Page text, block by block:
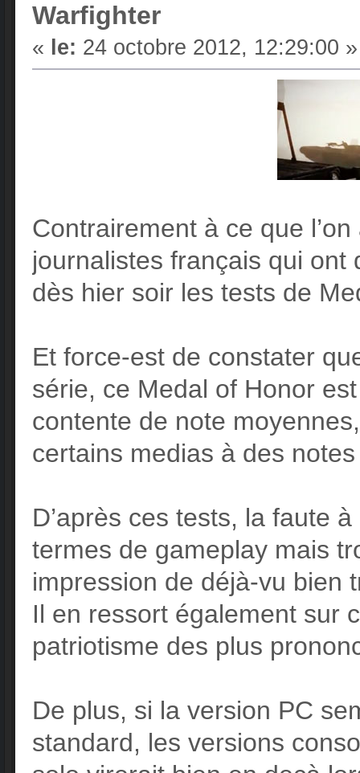
Warfighter
« le: 24 octobre 2012, 12:29:00 »
Contrairement à ce que
journalistes français qui ont
dès hier soir les tests de
Et force-est de constater
série, ce Medal of Honor
contente de note
certains medias à des
D’après ces tests, la faute
termes de gameplay mais
impression de déjà-vu bien
Il en ressort également sur
patriotisme des plus
De plus, si la version PC
standard, les versions